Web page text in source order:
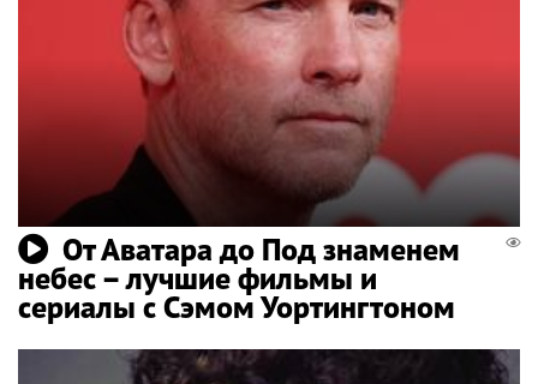
От Аватара до Под знаменем
небес – лучшие фильмы и
сериалы с Сэмом Уортингтоном